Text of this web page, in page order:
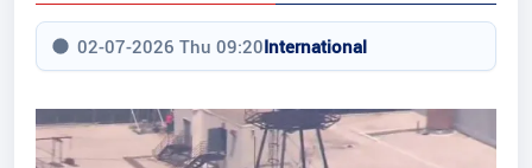
02-07-2026 Thu 09:20International